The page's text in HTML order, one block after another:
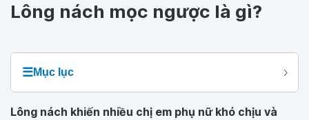
Lông nách mọc ngược là gì?
☰Mục lục
Lông nách khiến nhiều chị em phụ nữ khó chịu và